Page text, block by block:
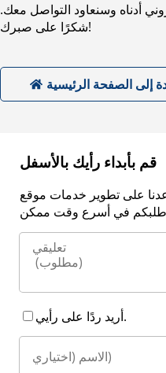
أدناه وسنعاود التواصل معك.
شكرًا على صبرك!
إلى الصفحة الرئيسية
قم بأبداء رأيك بالأسفل
على تطوير خدمات موقع
أريد ردًا على رأيي.